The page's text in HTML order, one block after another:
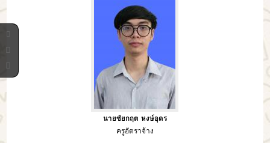
นายชัยกฤต หงษ์อุดร
ครูอัตราจ้าง